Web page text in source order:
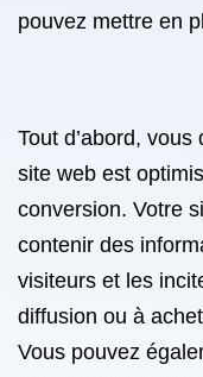
pouvez mettre en
Tout d’abord,
site web est
conversion. Votre
contenir des
visiteurs et les
diffusion ou à
Vous pouvez